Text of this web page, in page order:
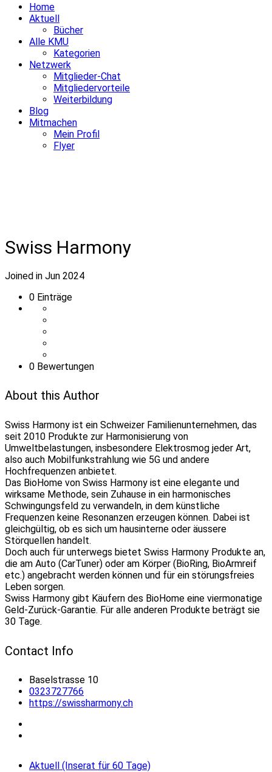
Home
Aktuell
Bücher
Alle KMU
Kategorien
Netzwerk
Mitglieder-Chat
Mitgliedervorteile
Weiterbildung
Blog
Mitmachen
Mein Profil
Flyer
Swiss Harmony
Joined in Jun 2024
0 Einträge
0 Bewertungen
About this Author
Swiss Harmony ist ein Schweizer Familienunternehmen, das
seit 2010 Produkte zur Harmonisierung von
Umweltbelastungen, insbesondere Elektrosmog jeder Art,
also auch Mobilfunkstrahlung wie 5G und andere
Hochfrequenzen anbietet.
Das BioHome von Swiss Harmony ist eine elegante und
wirksame Methode, sein Zuhause in ein harmonisches
Schwingungsfeld zu verwandeln, in dem künstliche
Frequenzen keine Resonanzen erzeugen können. Dabei ist
gleichgültig, ob es sich um hausinterne oder äussere
Störquellen handelt.
Doch auch für unterwegs bietet Swiss Harmony Produkte an,
die am Auto (CarTuner) oder am Körper (BioRing, BioArmreif
etc.) angebracht werden können und für ein störungsfreies
Leben sorgen.
Swiss Harmony gibt Käufern des BioHome eine viermonatige
Geld-Zurück-Garantie. Für alle anderen Produkte beträgt sie
30 Tage.
Contact Info
Baselstrasse 10
0323727766
https://swissharmony.ch
Aktuell (Inserat für 60 Tage)